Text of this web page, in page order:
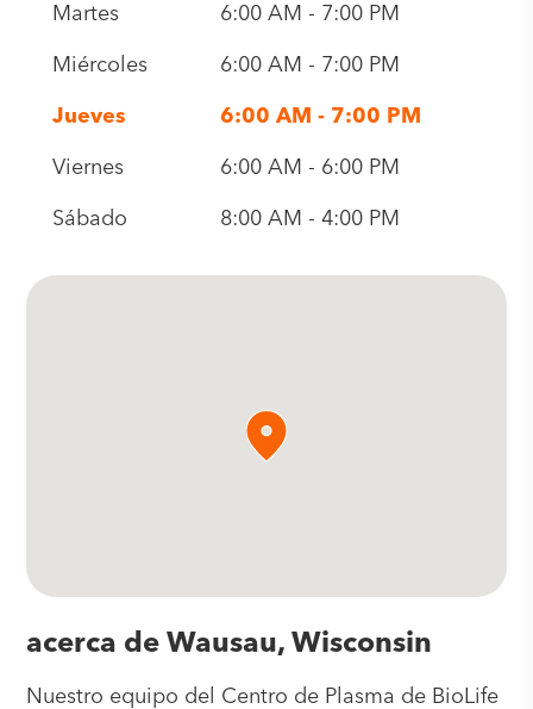
Martes 6:00 AM - 7:00 PM
Miércoles 6:00 AM - 7:00 PM
Jueves 6:00 AM - 7:00 PM
Viernes 6:00 AM - 6:00 PM
Sábado 8:00 AM - 4:00 PM
acerca de Wausau, Wisconsin
Nuestro equipo del Centro de Plasma de BioLife